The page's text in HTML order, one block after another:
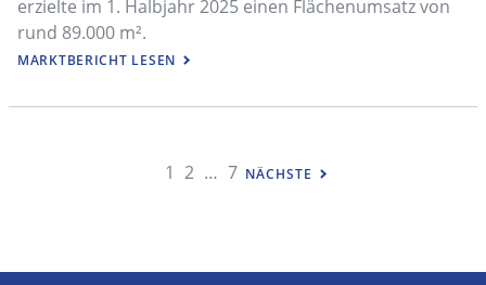
erzielte im 1. Halbjahr 2025 einen Flächenumsatz von
rund 89.000 m².
MARKTBERICHT LESEN
NAVIGATION
1 2 … 7 NÄCHSTE